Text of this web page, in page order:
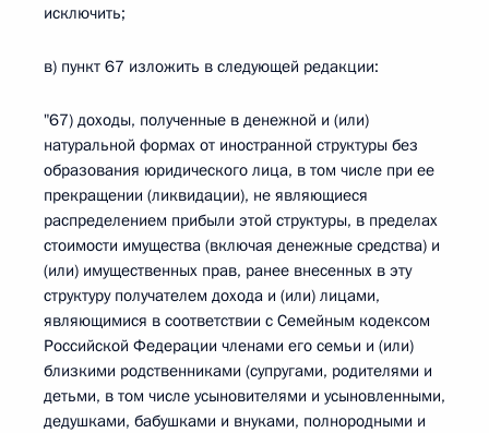
исключить;
в) пункт 67 изложить в следующей редакции:
"67) доходы, полученные в денежной и (или)
натуральной формах от иностранной структуры без
образования юридического лица, в том числе при ее
прекращении (ликвидации), не являющиеся
распределением прибыли этой структуры, в пределах
стоимости имущества (включая денежные средства) и
(или) имущественных прав, ранее внесенных в эту
структуру получателем дохода и (или) лицами,
являющимися в соответствии с Семейным кодексом
Российской Федерации членами его семьи и (или)
близкими родственниками (супругами, родителями и
детьми, в том числе усыновителями и усыновленными,
дедушками, бабушками и внуками, полнородными и